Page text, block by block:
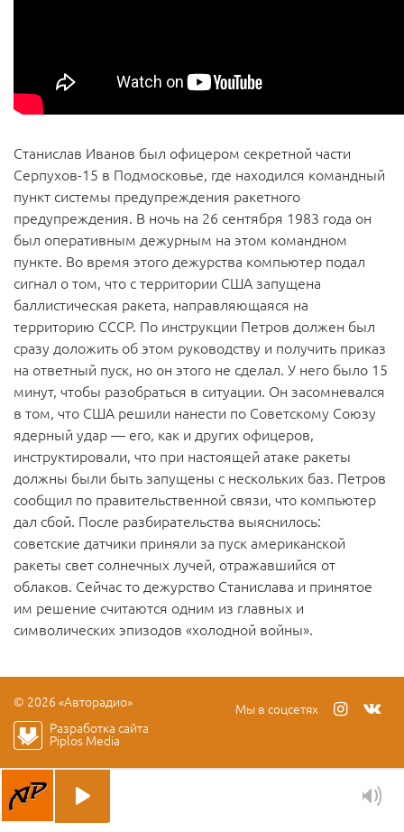
Станислав Иванов был офицером секретной части
Серпухов-15 в Подмосковье, где находился командный
пункт системы предупреждения ракетного
предупреждения. В ночь на 26 сентября 1983 года он
был оперативным дежурным на этом командном
пункте. Во время этого дежурства компьютер подал
сигнал о том, что с территории США запущена
баллистическая ракета, направляющаяся на
территорию СССР. По инструкции Петров должен был
сразу доложить об этом руководству и получить приказ
на ответный пуск, но он этого не сделал. У него было 15
минут, чтобы разобраться в ситуации. Он засомневался
в том, что США решили нанести по Советскому Союзу
ядерный удар — его, как и других офицеров,
инструктировали, что при настоящей атаке ракеты
должны были быть запущены с нескольких баз. Петров
сообщил по правительственной связи, что компьютер
дал сбой. После разбирательства выяснилось:
советские датчики приняли за пуск американской
ракеты свет солнечных лучей, отражавшийся от
облаков. Сейчас то дежурство Станислава и принятое
им решение считаются одним из главных и
символических эпизодов «холодной войны».
© 2026 «Авторадио»
Мы в соцсетях
Разработка сайта
Piplos Media